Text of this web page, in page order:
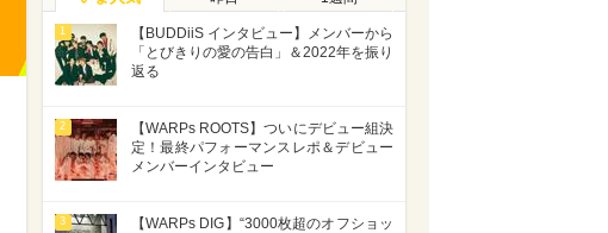
1
【BUDDiiS インタビュー】メンバーから
「とびきりの愛の告白」＆2022年を振り
返る
2
【WARPs ROOTS】ついにデビュー組決
定！最終パフォーマンスレポ＆デビュー
メンバーインタビュー
3
【WARPs DIG】“3000枚超のオフショッ